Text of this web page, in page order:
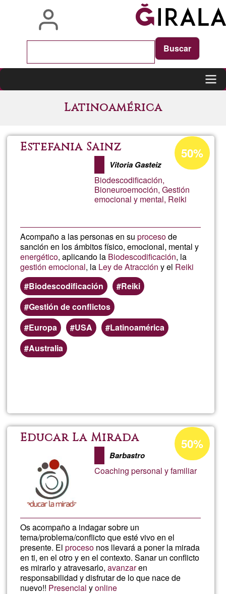
navigation
Latinoamérica
Estefania Sainz
Vitoria Gasteiz
Biodescodificación,
Bioneuroemoción, Gestión
emocional y mental, Reiki
Acompaño a las personas en suprocesode
sanción en los ámbitos físico, emocional, mental y
energético, aplicando la Biodescodificación, la
gestión emocional, la Ley de Atracción y el Reiki
Biodescodificación
Reiki
Gestión de conflictos
Europa
USA
Latinoamérica
Australia
Acceptance
percentage
Ğ1
50%
Sainz
Educar La Mirada
Barbastro
Coaching personal y familiar
Os acompaño a indagar sobre un
tema/problema/conflicto que esté vivo en el
presente. Elproceso nos llevará a poner la mirada
en ti, en el otro y en el contexto. Sanar un conflicto
es mirarlo y atravesarlo,avanzaren
responsabilidad y disfrutar de lo que nace de
nuevo!! Presencial yonline
Acceptance
percentage
Ğ1
50%